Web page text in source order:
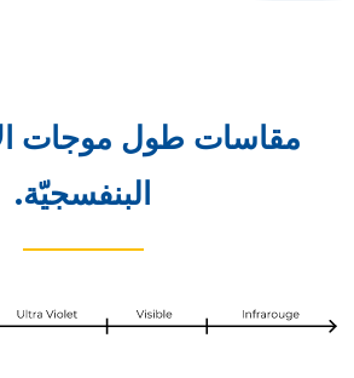
مقاسات طول موجات
البنفسجيّة.